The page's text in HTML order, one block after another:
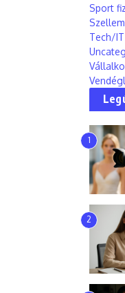
Sport
Tech/
1
2